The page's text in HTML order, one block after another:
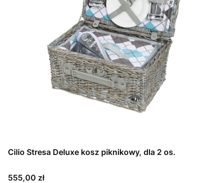
Cilio Stresa Deluxe kosz piknikowy, dla 2 os.
Cena
555,00 zł